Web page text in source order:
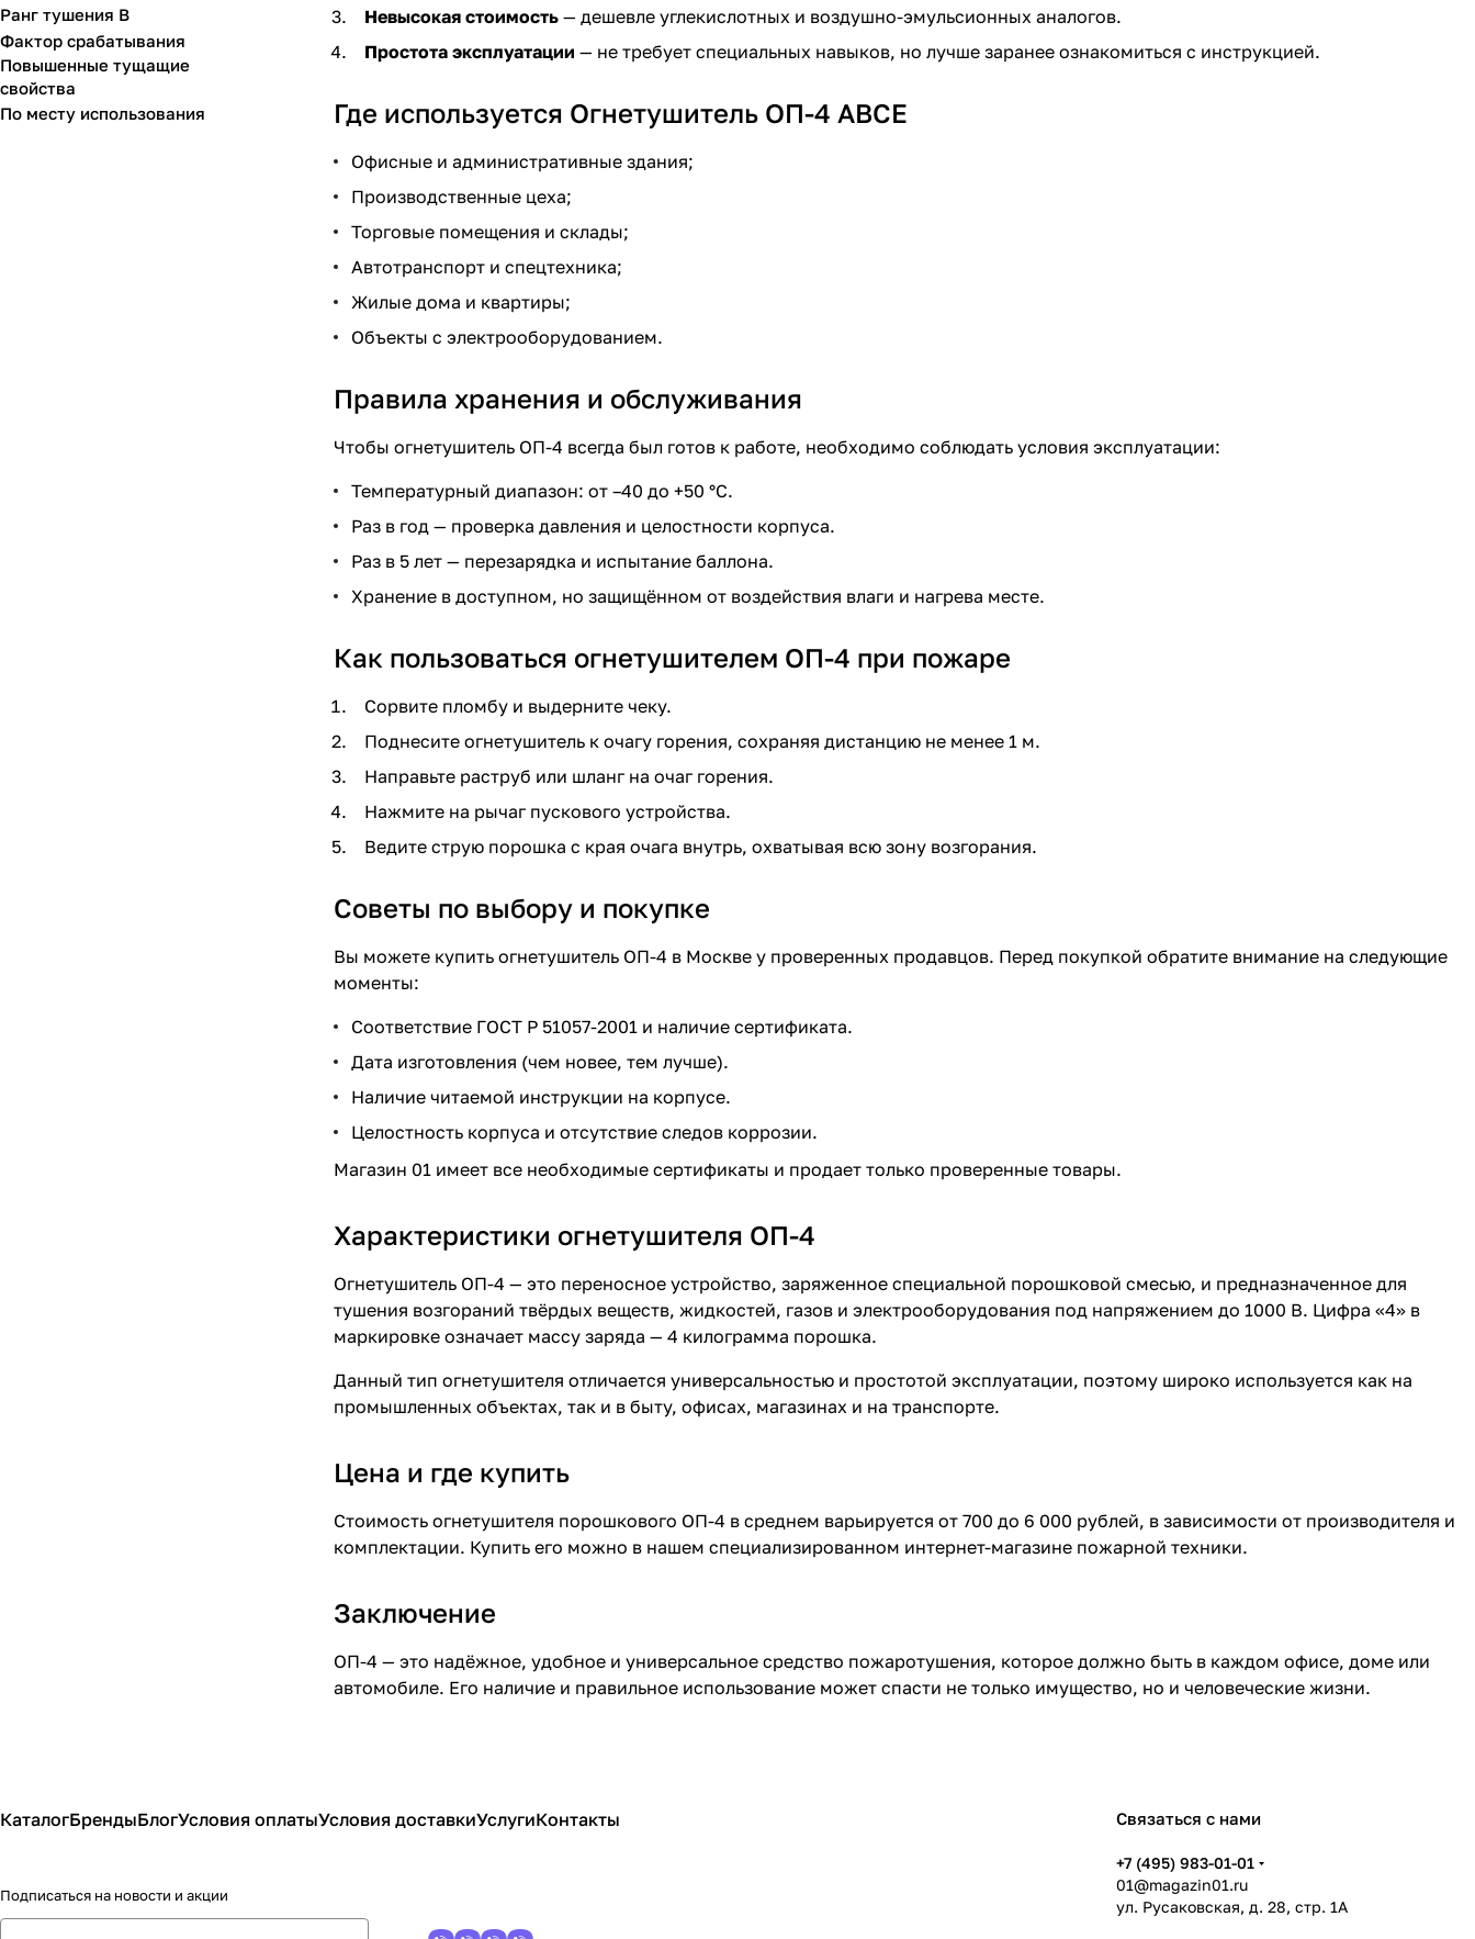
Невысокая стоимость — дешевле углекислотных и воздушно-эмульсионных аналогов.
Простота эксплуатации — не требует специальных навыков, но лучше заранее ознакомиться с инструкцией.
Где используется Огнетушитель ОП-4 АВСЕ
Офисные и административные здания;
Производственные цеха;
Торговые помещения и склады;
Автотранспорт и спецтехника;
Жилые дома и квартиры;
Объекты с электрооборудованием.
Правила хранения и обслуживания
Чтобы огнетушитель ОП-4 всегда был готов к работе, необходимо соблюдать условия эксплуатации:
Температурный диапазон: от –40 до +50 °C.
Раз в год — проверка давления и целостности корпуса.
Раз в 5 лет — перезарядка и испытание баллона.
Хранение в доступном, но защищённом от воздействия влаги и нагрева месте.
Как пользоваться огнетушителем ОП-4 при пожаре
Сорвите пломбу и выдерните чеку.
Поднесите огнетушитель к очагу горения, сохраняя дистанцию не менее 1 м.
Направьте раструб или шланг на очаг горения.
Нажмите на рычаг пускового устройства.
Ведите струю порошка с края очага внутрь, охватывая всю зону возгорания.
Советы по выбору и покупке
Вы можете купить огнетушитель ОП-4 в Москве у проверенных продавцов. Перед покупкой обратите внимание на следующие
моменты:
Соответствие ГОСТ Р 51057-2001 и наличие сертификата.
Дата изготовления (чем новее, тем лучше).
Наличие читаемой инструкции на корпусе.
Целостность корпуса и отсутствие следов коррозии.
Магазин 01 имеет все необходимые сертификаты и продает только проверенные товары.
Характеристики огнетушителя ОП-4
Огнетушитель ОП-4 — это переносное устройство, заряженное специальной порошковой смесью, и предназначенное для
тушения возгораний твёрдых веществ, жидкостей, газов и электрооборудования под напряжением до 1000 В. Цифра «4» в
маркировке означает массу заряда — 4 килограмма порошка.
Данный тип огнетушителя отличается универсальностью и простотой эксплуатации, поэтому широко используется как на
промышленных объектах, так и в быту, офисах, магазинах и на транспорте.
Цена и где купить
Стоимость огнетушителя порошкового ОП-4 в среднем варьируется от 700 до 6 000 рублей, в зависимости от производителя и
комплектации. Купить его можно в нашем специализированном интернет-магазине пожарной техники.
Заключение
ОП-4 — это надёжное, удобное и универсальное средство пожаротушения, которое должно быть в каждом офисе, доме или
автомобиле. Его наличие и правильное использование может спасти не только имущество, но и человеческие жизни.
40
5
50
Ранг тушения В
Фактор срабатывания
Повышенные тущащие
свойства
По месту использования
КаталогБрендыБлогУсловия оплатыУсловия доставкиУслугиКонтакты
Подписаться на новости и акции
Связаться с нами
+7 (495) 983-01-01
01@magazin01.ru
ул. Русаковская, д. 28, стр. 1А